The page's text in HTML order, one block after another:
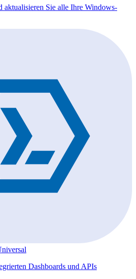
aktualisieren Sie alle Ihre Windows-
Dashboards und APIs